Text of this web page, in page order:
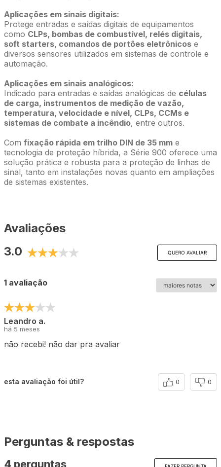
Aplicações em sinais digitais:
Protege entradas e saídas digitais de equipamentos
como CLPs, bombas de combustível, relés digitais,
soft starters, comandos de portões eletrônicos e
diversos sensores utilizados em sistemas de controle e
automação.
Aplicações em sinais analógicos:
Indicado para entradas e saídas analógicas de células
de carga, instrumentos de medição de vazão,
temperatura, velocidade e nível, CLPs, CCMs e
sistemas de combate a incêndio, entre outros.
Com fixação rápida em trilho DIN de 35 mm e
tecnologia de proteção híbrida, a Série 900 oferece uma
solução prática e robusta para a proteção de linhas de
sinal, tanto em instalações novas quanto em ampliações
de sistemas existentes.
Avaliações
3.0
QUERO AVALIAR
1 avaliação
Leandro a.
há 5 meses
não recebi! não dar pra avaliar
esta avaliação foi útil? 0 0
Perguntas & respostas
4 perguntas